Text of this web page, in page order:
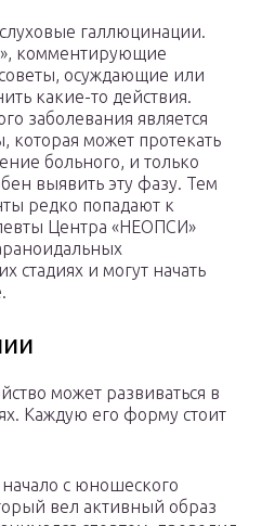
галлюцинации.
комментирующие
осуждающие или
какие-то действия.
заболевания является
может протекать
больного, и только
выявить эту фазу. Тем
редко попадают к
Центра «НЕОПСИ»
и могут начать
может развиваться в
Каждую его форму стоит
с юношеского
вел активный образ